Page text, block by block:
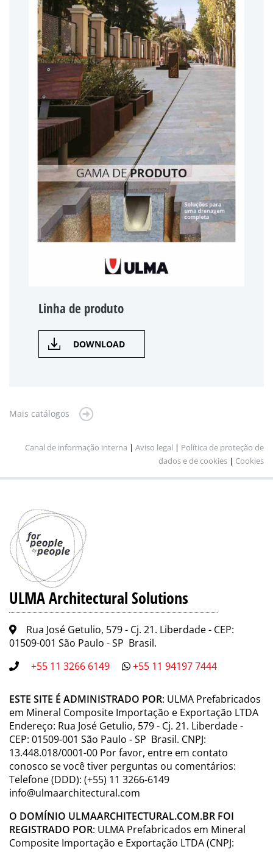
Linha de produto
DOWNLOAD
Mais catálogos
Canal de informação interna | Aviso legal | Política de proteção de
dados e de cookies | Cookies
ULMA Architectural Solutions
Rua José Getulio, 579 - Cj. 21. Liberdade - CEP:
01509-001 São Paulo - SP Brasil.
+55 11 3266 6149
+55 11 94197 7444
ESTE SITE É ADMINISTRADO POR: ULMA Prefabricados
em Mineral Composite Importação e Exportação LTDA
Endereço: Rua José Getulio, 579 - Cj. 21. Liberdade -
CEP: 01509-001 São Paulo - SP Brasil. CNPJ:
13.448.018/0001-00 Por favor, entre em contato
conosco se você tiver perguntas ou comentários:
Telefone (DDD): (+55) 11 3266-6149
info@ulmaarchitectural.com
O DOMÍNIO ULMAARCHITECTURAL.COM.BR FOI
REGISTRADO POR: ULMA Prefabricados em Mineral
Composite Importação e Exportação LTDA (CNPJ: